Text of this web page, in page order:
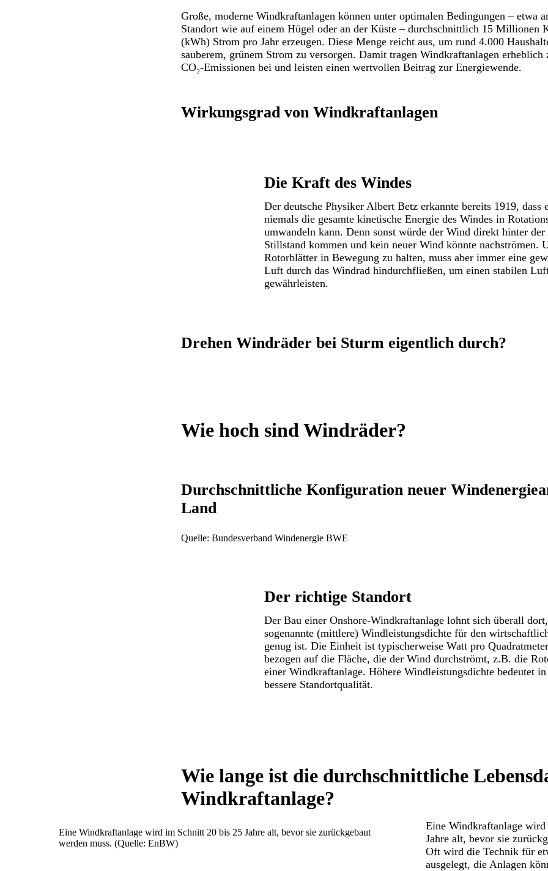
Große, moderne Windkraftanlagen können unter optimalen Bedingungen – etwa
Standort wie auf einem Hügel oder an der Küste – durchschnittlich 15 Millionen
(kWh) Strom pro Jahr erzeugen. Diese Menge reicht aus, um rund 4.000
sauberem, grünem Strom zu versorgen. Damit tragen Windkraftanlagen erheblich
CO₂-Emissionen bei und leisten einen wertvollen Beitrag zur Energiewende.
Wirkungsgrad von Windkraftanlagen
Die Kraft des Windes
Der deutsche Physiker Albert Betz erkannte bereits 1919, dass
niemals die gesamte kinetische Energie des Windes in
umwandeln kann. Denn sonst würde der Wind direkt hinter der
Stillstand kommen und kein neuer Wind könnte nachströmen.
Rotorblätter in Bewegung zu halten, muss aber immer eine
Luft durch das Windrad hindurchfließen, um einen stabilen
gewährleisten.
Drehen Windräder bei Sturm eigentlich durch?
Wie hoch sind Windräder?
Durchschnittliche Konfiguration neuer
Land
Quelle: Bundesverband Windenergie BWE
Der richtige Standort
Der Bau einer Onshore-Windkraftanlage lohnt sich überall
sogenannte (mittlere) Windleistungsdichte für den
genug ist. Die Einheit ist typischerweise Watt pro
bezogen auf die Fläche, die der Wind durchströmt, z.B. die
einer Windkraftanlage. Höhere Windleistungsdichte bedeutet
bessere Standortqualität.
Wie lange ist die durchschnittliche
Windkraftanlage?
Eine Windkraftanlage wird im Schnitt 20 bis 25 Jahre alt, bevor sie zurückgebaut
werden muss. (Quelle: EnBW)
Eine Windkraftanlage
Jahre alt, bevor sie
Oft wird die Technik für
ausgelegt, die Anlagen